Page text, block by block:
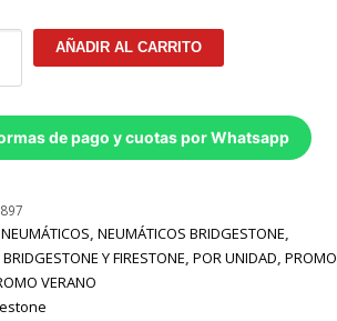
AÑADIR AL CARRITO
de pago y cuotas por Whatsapp
NEUMÁTICOS, NEUMÁTICOS BRIDGESTONE,
Y FIRESTONE, POR UNIDAD, PROMO
VERANO